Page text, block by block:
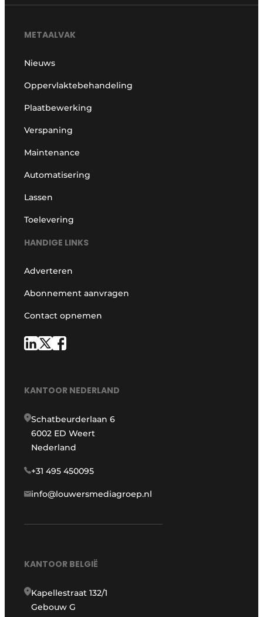
METAALVAK
Nieuws
Oppervlaktebehandeling
Plaatbewerking
Verspaning
Maintenance
Automatisering
Lassen
Toelevering
HANDIGE LINKS
Adverteren
Abonnement aanvragen
Contact opnemen
KANTOOR NEDERLAND
Schatbeurderlaan 6
6002 ED Weert
Nederland
+31 495 450095
info@louwersmediagroep.nl
KANTOOR BELGIË
Kapellestraat 132/1
Gebouw G